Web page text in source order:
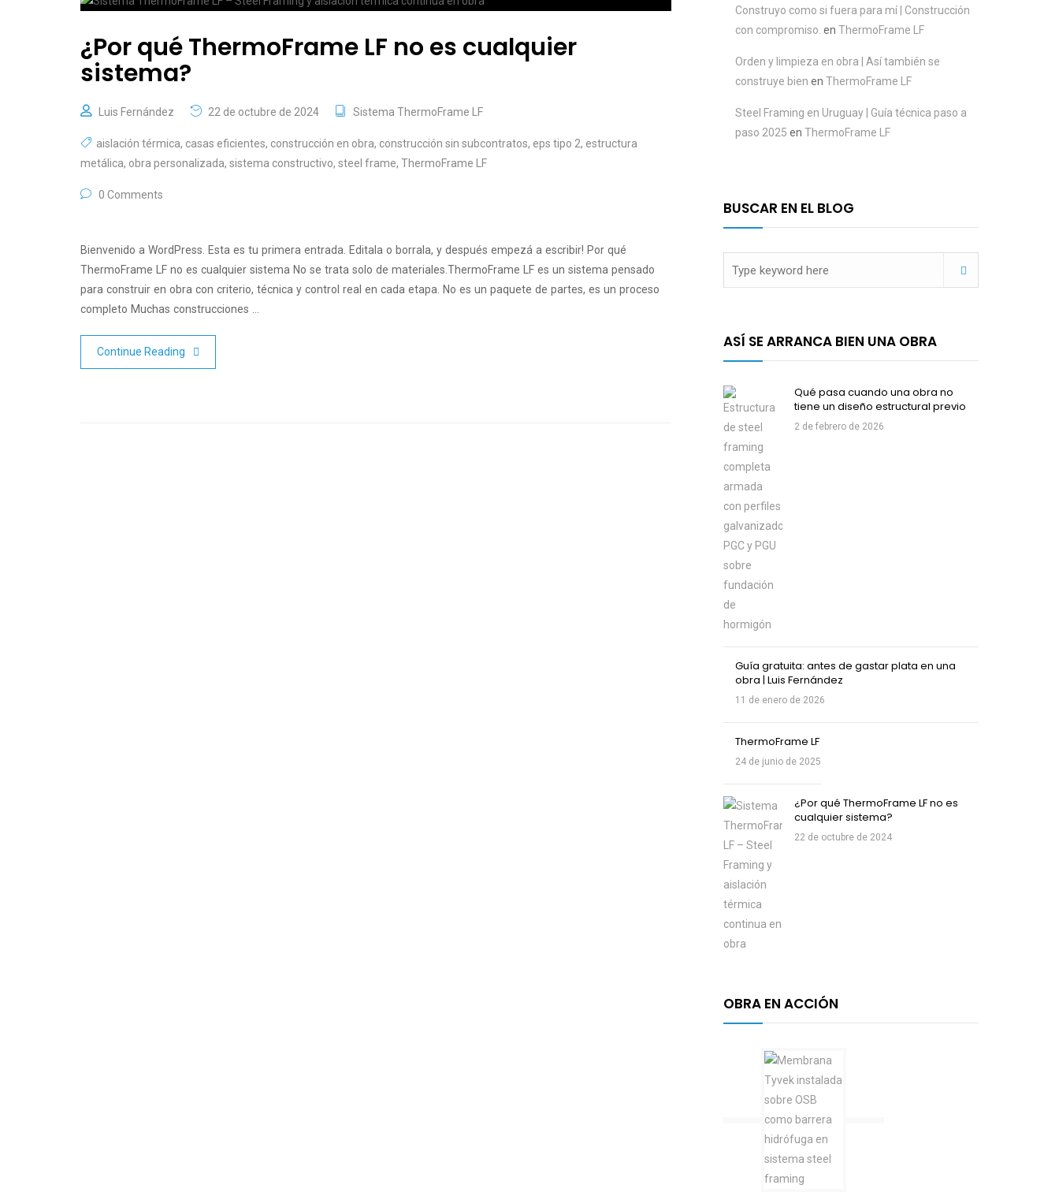
¿Por qué ThermoFrame LF no es cualquier
sistema?
Luis Fernández 22 de octubre de 2024 Sistema ThermoFrame LF
aislación térmica, casas eficientes, construcción en obra, construcción sin subcontratos, eps tipo 2, estructura
metálica, obra personalizada, sistema constructivo, steel frame, ThermoFrame LF
0 Comments
Bienvenido a WordPress. Esta es tu primera entrada. Editala o borrala, y después empezá a escribir! Por qué
ThermoFrame LF no es cualquier sistema No se trata solo de materiales.ThermoFrame LF es un sistema pensado
para construir en obra con criterio, técnica y control real en cada etapa. No es un paquete de partes, es un proceso
completo Muchas construcciones …
Continue Reading
Construyo como si fuera para mí | Construcción
con compromiso. en ThermoFrame LF
Orden y limpieza en obra | Así también se
construye bien en ThermoFrame LF
Steel Framing en Uruguay | Guía técnica paso a
paso 2025 en ThermoFrame LF
BUSCAR EN EL BLOG
ASÍ SE ARRANCA BIEN UNA OBRA
Qué pasa cuando una obra no
tiene un diseño estructural previo
2 de febrero de 2026
Guía gratuita: antes de gastar plata en una
obra | Luis Fernández
11 de enero de 2026
ThermoFrame LF
24 de junio de 2025
¿Por qué ThermoFrame LF no es
cualquier sistema?
22 de octubre de 2024
OBRA EN ACCIÓN